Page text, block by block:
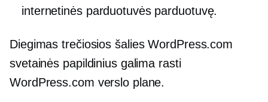
internetinės parduotuvės parduotuvę.
Diegimastrečiosios šaliesWordPress.com
svetainės papildinius galima rasti
WordPress.com verslo plane.